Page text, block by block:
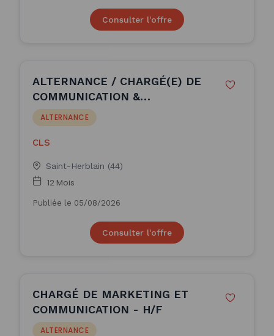
Consulter l'offre
ALTERNANCE / CHARGÉ(E) DE
COMMUNICATION &
ÉVÈNEMENTIEL B TO B - H/F
ALTERNANCE
CLS
Saint-Herblain (44)
12 Mois
Publiée le 05/08/2026
Consulter l'offre
CHARGÉ DE MARKETING ET
COMMUNICATION - H/F
ALTERNANCE